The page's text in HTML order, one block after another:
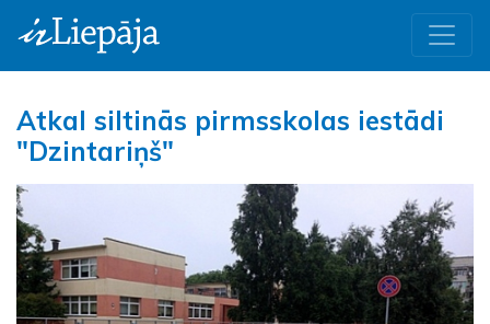
Atkal siltinās pirmsskolas iestādi
"Dzintariņš"